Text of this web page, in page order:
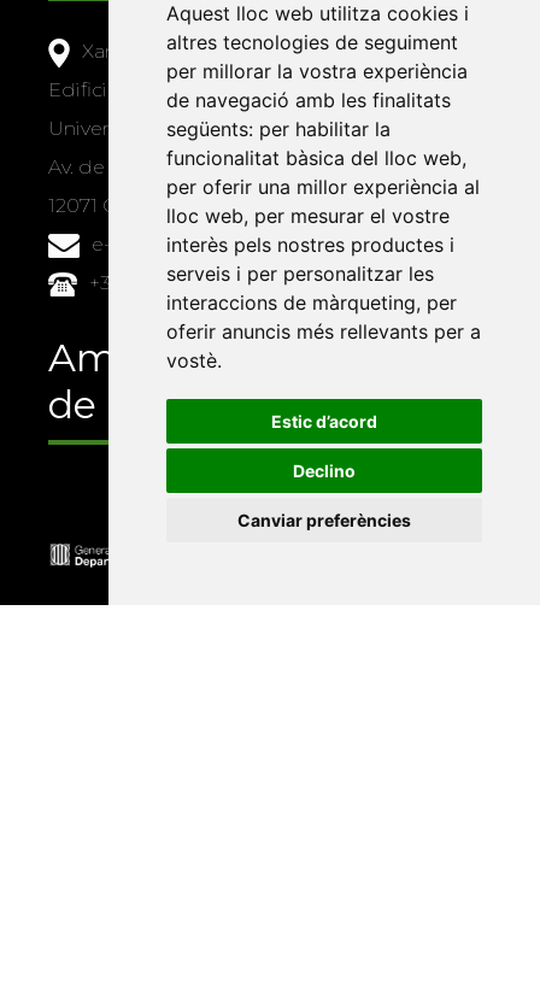
Aquest lloc web utilitza cookies i
altres tecnologies de seguiment
per millorar la vostra experiència
de navegació amb les finalitats
següents: per habilitar la
funcionalitat bàsica del lloc web,
per oferir una millor experiència al
lloc web, per mesurar el vostre
interès pels nostres productes i
serveis i per personalitzar les
interaccions de màrqueting, per
oferir anuncis més rellevants per a
vostè.
Estic d’acord
Declino
Canviar preferències
Xarxa Vives d'Universitats
Edifici Àgora
Universitat Jaume I, local 10
Av. de Vicent Sos Baynat, s/n
12071 Castelló de la Plana
e-buc@vives.org
+34 964 72 89 93
Amb el suport
de